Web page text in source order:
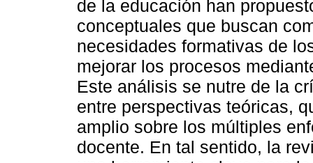
de la educación han
conceptuales que buscan
necesidades formativas de
mejorar los procesos
Este análisis se nutre de la
entre perspectivas teóricas,
amplio sobre los múltiples
docente. En tal sentido, la